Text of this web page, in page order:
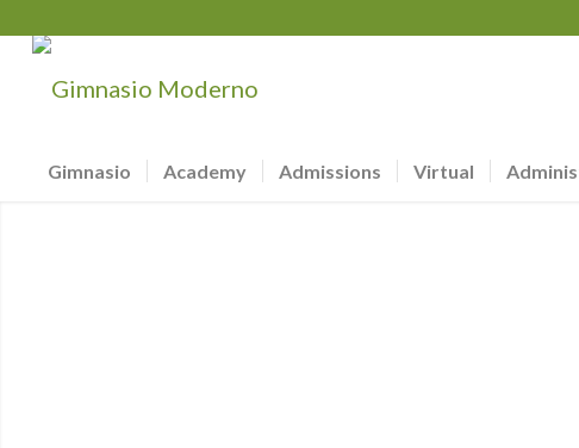
Gimnasio Academy Admissions Virtual